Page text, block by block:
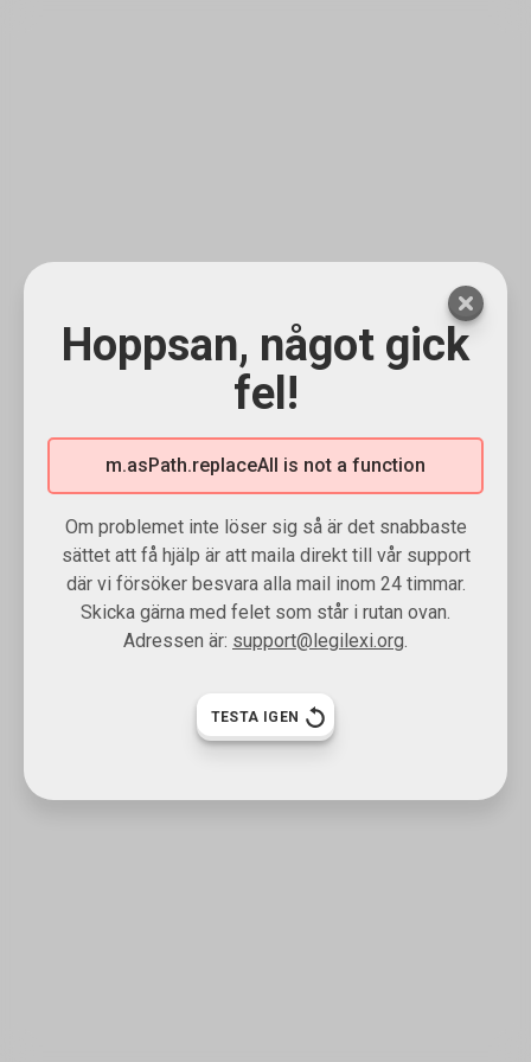
Hoppsan, något gick
fel!
m.asPath.replaceAll is not a function
Om problemet inte löser sig så är det snabbaste
sättet att få hjälp är att maila direkt till vår support
där vi försöker besvara alla mail inom 24 timmar.
Skicka gärna med felet som står i rutan ovan.
Adressen är: support@legilexi.org.
TESTA IGEN